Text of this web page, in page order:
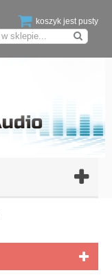
koszyk jest pusty